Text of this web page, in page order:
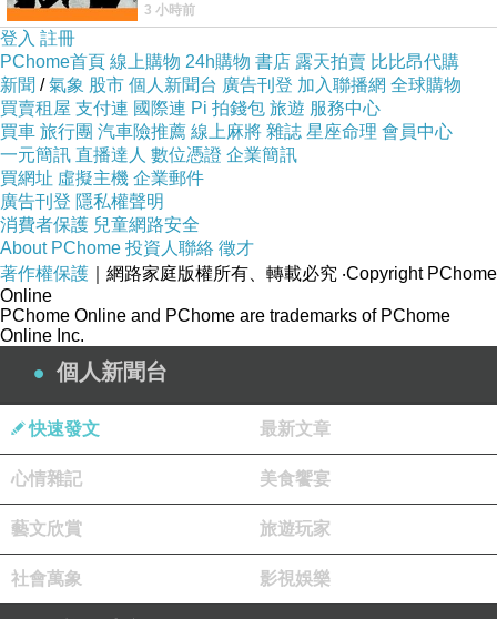
No》即為其中之一，在告示牌百大單曲
3 小時前
登入 註冊
PChome首頁 線上購物 24h購物 書店 露天拍賣 比比昂代購
新聞 /氣象 股市 個人新聞台 廣告刊登 加入聯播網 全球購物
買賣租屋 支付連 國際連 Pi 拍錢包 旅遊 服務中心
買車 旅行團 汽車險推薦 線上麻將 雜誌 星座命理 會員中心
一元簡訊 直播達人 數位憑證 企業簡訊
買網址 虛擬主機 企業郵件
廣告刊登 隱私權聲明
消費者保護 兒童網路安全
About PChome 投資人聯絡 徵才
著作權保護 ｜網路家庭版權所有、轉載必究 ‧Copyright PChome
Online
PChome Online and PChome are trademarks of PChome
Online Inc.
個人新聞台
快速發文 最新文章
心情雜記 美食饗宴
藝文欣賞 旅遊玩家
社會萬象 影視娛樂